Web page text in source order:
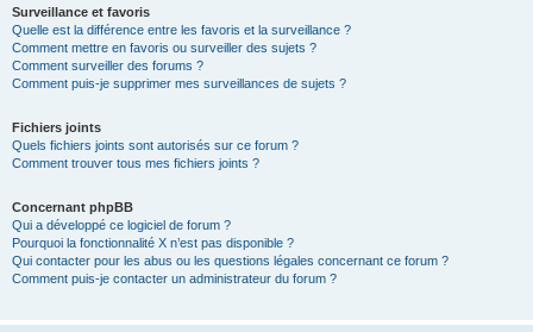
Surveillance et favoris
Quelle est la différence entre les favoris et la surveillance ?
Comment mettre en favoris ou surveiller des sujets ?
Comment surveiller des forums ?
Comment puis-je supprimer mes surveillances de sujets ?
Fichiers joints
Quels fichiers joints sont autorisés sur ce forum ?
Comment trouver tous mes fichiers joints ?
Concernant phpBB
Qui a développé ce logiciel de forum ?
Pourquoi la fonctionnalité X n’est pas disponible ?
Qui contacter pour les abus ou les questions légales concernant ce forum ?
Comment puis-je contacter un administrateur du forum ?